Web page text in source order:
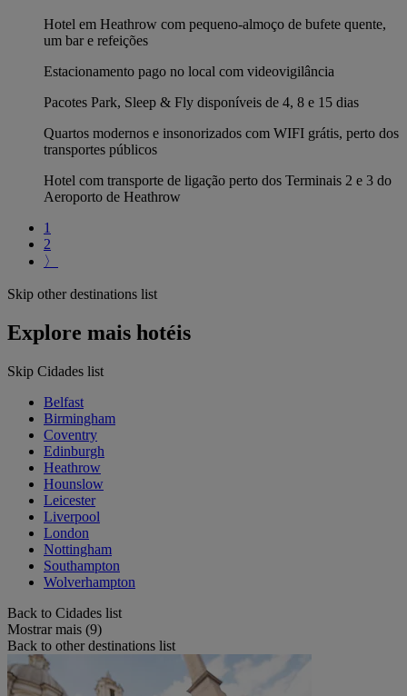
Hotel em Heathrow com pequeno-almoço de bufete quente,
um bar e refeições
Estacionamento pago no local com videovigilância
Pacotes Park, Sleep & Fly disponíveis de 4, 8 e 15 dias
Quartos modernos e insonorizados com WIFI grátis, perto dos
transportes públicos
Hotel com transporte de ligação perto dos Terminais 2 e 3 do
Aeroporto de Heathrow
1
2
〉
Skip other destinations list
Explore mais hotéis
Skip Cidades list
Belfast
Birmingham
Coventry
Edinburgh
Heathrow
Hounslow
Leicester
Liverpool
London
Nottingham
Southampton
Wolverhampton
Back to Cidades list
Mostrar mais (9)
Back to other destinations list